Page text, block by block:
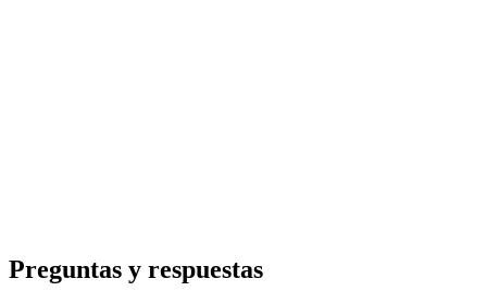
Preguntas y respuestas